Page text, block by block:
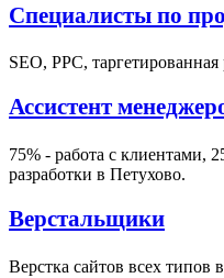
Специалисты по
SEO, PPC,
Ассистент
75% - работа с клиентами,
разработки в Петухово.
Верстальщики
Верстка сайтов всех типов